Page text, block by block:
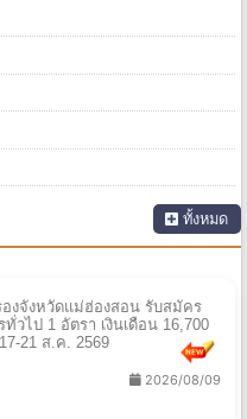
ทั้งหมด
งจังหวัดแม่ฮ่องสอน รับสมัคร
วไป 1 อัตรา เงินเดือน 16,700
21 ส.ค. 2569
2026/08/09